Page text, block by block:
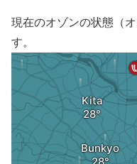
現在のオゾンの状態（
す。